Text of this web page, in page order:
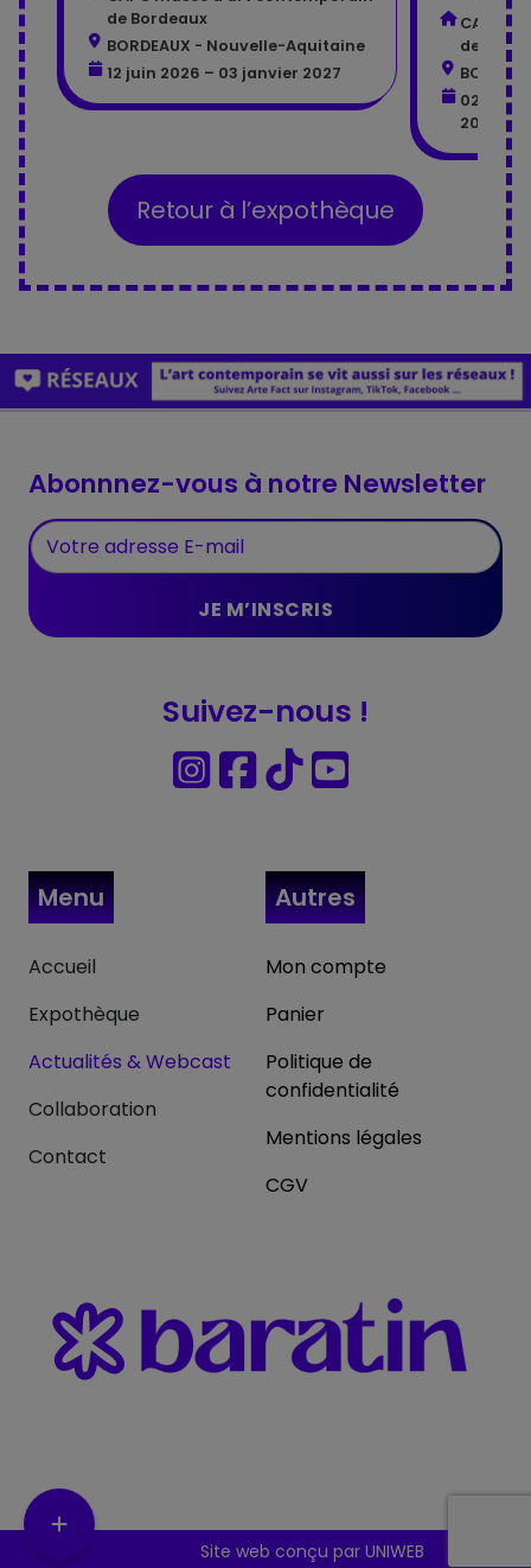
de Bordeaux
BORDEAUX - Nouvelle-Aquitaine
12 juin 2026 – 03 janvier 2027
CAPC
de
02 avril
2026
Retour à l’expothèque
Abonnnez-vous à notre Newsletter
Suivez-nous !
Menu
Accueil
Expothèque
Actualités & Webcast
Collaboration
Contact
Autres
Mon compte
Panier
Politique de
confidentialité
Mentions légales
CGV
Site web conçu par UNIWEB